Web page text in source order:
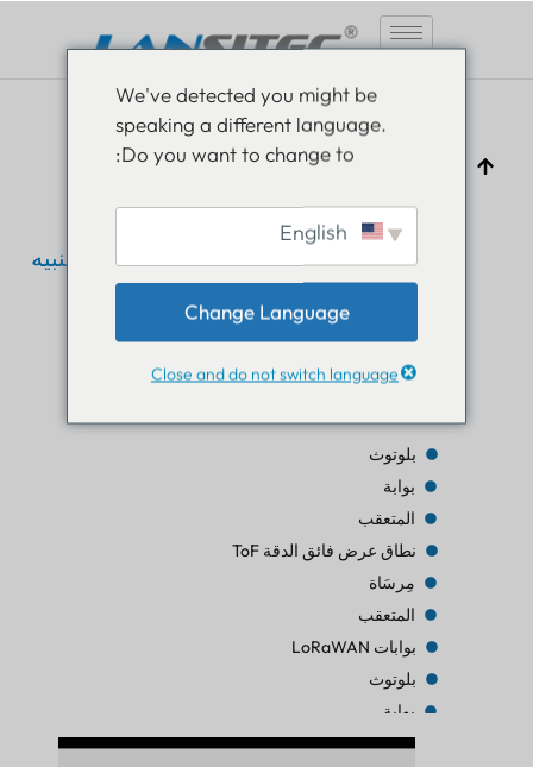
مقدمة حول حلول الكشف عن القرب والتنبيه
28 أبريل 2020 تعليم إنترنت الأشياء
جدول المحتويات
بلوتوث
بوابة
المتعقب
نطاق عرض فائق الدقة ToF
مِرسَاة
المتعقب
بوابات LoRaWAN
بلوتوث
بوابة
المتعقب
We've detected you might be
speaking a different language.
Do you want to change to:
Change Language
Close and do not switch language